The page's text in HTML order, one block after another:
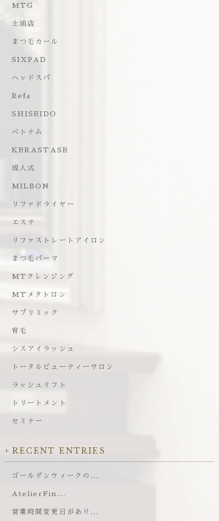
MTG
土浦店
まつ毛カール
SIXPAD
ヘッドスパ
Refa
SHISEIDO
ベトナム
KERASTASE
成人式
MILBON
リファドライヤー
エステ
リファストレートアイロン
まつ毛パーマ
MTクレンジング
MTメタトロン
サブリミック
育毛
シスアイラッシュ
トータルビューティーサロン
ラッシュリフト
トリートメント
セミナー
RECENT ENTRIES
ゴールデンウィークの...
AtelierFin...
営業時間変更日があり...